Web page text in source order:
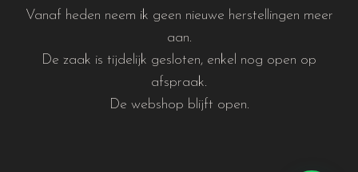
Vanaf heden neem ik geen nieuwe herstellingen meer
aan.
De zaak is tijdelijk gesloten, enkel nog open op
afspraak.
De webshop blijft open.